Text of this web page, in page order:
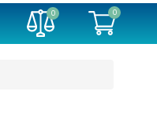
0 0